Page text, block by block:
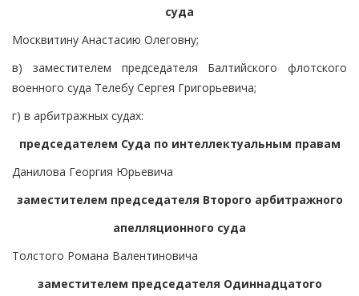
суда
Москвитину Анастасию Олеговну;
в) заместителем председателя Балтийского флотского
военного суда Телебу Сергея Григорьевича;
г) в арбитражных судах:
председателем Суда по интеллектуальным правам
Данилова Георгия Юрьевича
заместителем председателя Второго арбитражного
апелляционного суда
Толстого Романа Валентиновича
заместителем председателя Одиннадцатого